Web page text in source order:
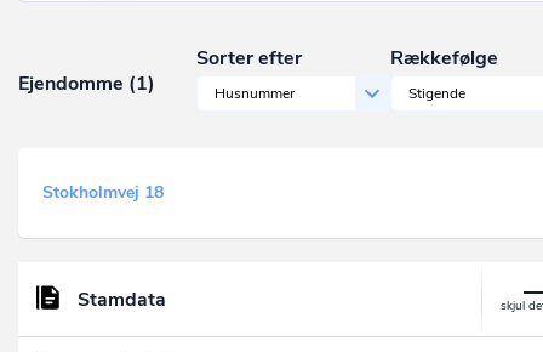
Ejendomme (1)
Sorter efter
Husnummer
Rækkefølge
Stigende
Stokholmvej 18
Stamdata